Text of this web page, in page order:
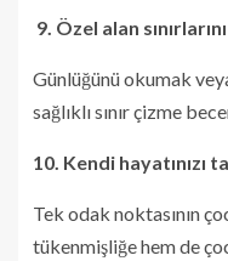
9. Özel alan
Günlüğünü okumak
sağlıklı sınır çizme
10. Kendi hayatınızı
Tek odak noktasının
tükenmişliğe hem de